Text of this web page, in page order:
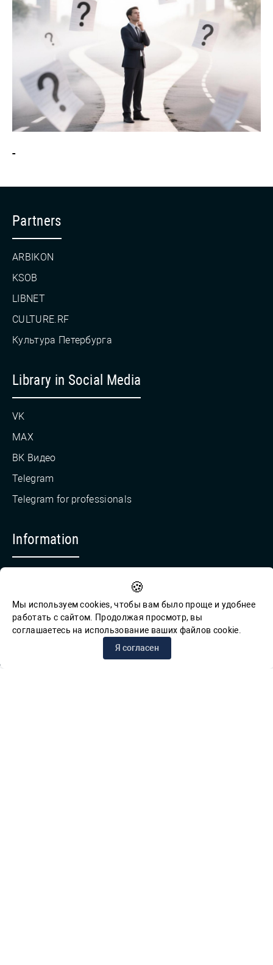
-
Partners
ARBIKON
KSOB
LIBNET
CULTURE.RF
Культура Петербурга
Library in Social Media
VK
MAX
ВК Видео
Telegram
Telegram for professionals
Information
Feedback for reports of corruption
© СПб ГБУК ГСЦБС, 2012-2026 гг.
🍪
Мы используем cookies, чтобы вам было проще и удобнее
работать с сайтом. Продолжая просмотр, вы
соглашаетесь на использование ваших файлов cookie.
Я согласен